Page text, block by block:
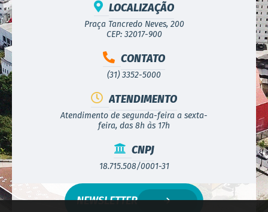
LOCALIZAÇÃO
Praça Tancredo Neves, 200
CEP: 32017-900
CONTATO
(31) 3352-5000
ATENDIMENTO
Atendimento de segunda-feira a sexta-
feira, das 8h às 17h
CNPJ
18.715.508/0001-31
NEWSLETTER